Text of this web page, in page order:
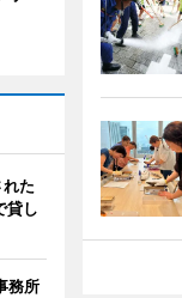
た
貸し
務所